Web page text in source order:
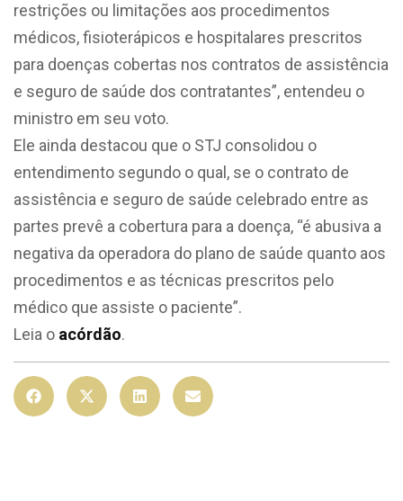
restrições ou limitações aos procedimentos
médicos, fisioterápicos e hospitalares prescritos
para doenças cobertas nos contratos de assistência
e seguro de saúde dos contratantes”, entendeu o
ministro em seu voto.
Ele ainda destacou que o STJ consolidou o
entendimento segundo o qual, se o contrato de
assistência e seguro de saúde celebrado entre as
partes prevê a cobertura para a doença, “é abusiva a
negativa da operadora do plano de saúde quanto aos
procedimentos e as técnicas prescritos pelo
médico que assiste o paciente”.
Leia o acórdão.